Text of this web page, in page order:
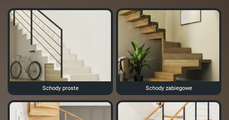
Schody proste Schody zabiegowe